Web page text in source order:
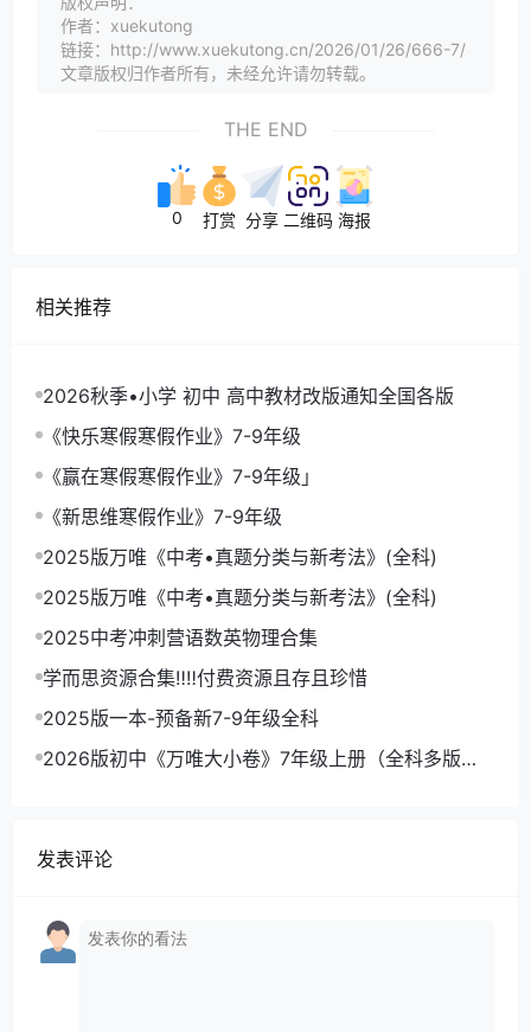
作者：xuekutong
链接：http://www.xuekutong.cn/2026/01/26/666-7/
文章版权归作者所有，未经允许请勿转载。
THE END
0 打赏 分享 二维码 海报
相关推荐
2026秋季•小学 初中 高中教材改版通知全国各版
《快乐寒假寒假作业》7-9年级
《赢在寒假寒假作业》7-9年级」
《新思维寒假作业》7-9年级
2025版万唯《中考•真题分类与新考法》(全科)
2025版万唯《中考•真题分类与新考法》(全科)
2025中考冲刺营语数英物理合集
学而思资源合集‼‼付费资源且存且珍惜
2025版一本-预备新7-9年级全科
2026版初中《万唯大小卷》7年级上册（全科多版
发表评论